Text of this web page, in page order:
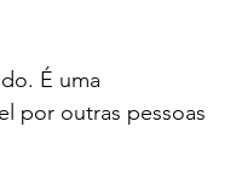
É uma
por outras pessoas